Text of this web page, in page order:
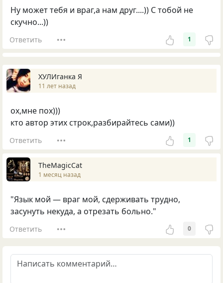
Ну может тебя и враг,а нам друг....)) С тобой не
скучно...))
Ответить 1
ХУЛИганка Я
11 лет назад
ох,мне пох)))
кто автор этих строк,разбирайтесь сами))
Ответить 1
TheMagicCat
1 месяц назад
"Язык мой — враг мой, сдерживать трудно,
засунуть некуда, а отрезать больно."
Ответить 0